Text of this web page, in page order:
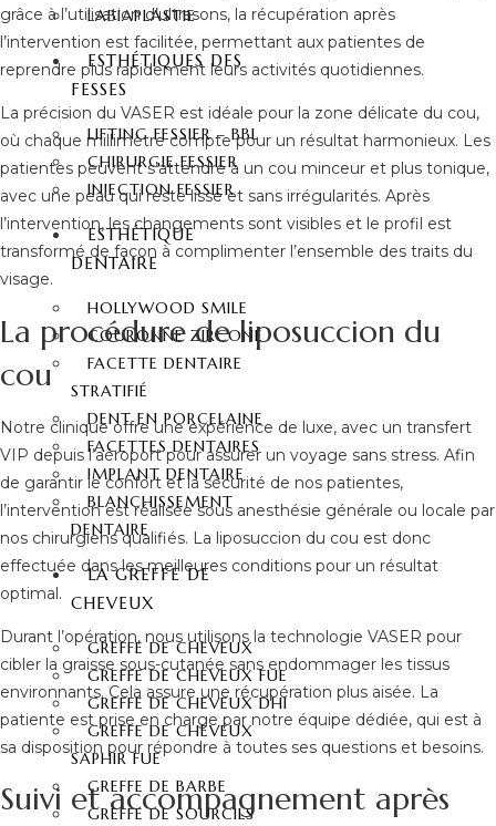
LABIAPLASTIE
ESTHÉTIQUES DES
FESSES
LIFTING FESSIER – BBL
CHIRURGIE FESSIER
INJECTION FESSIER
ESTHÉTIQUE
DENTAIRE
HOLLYWOOD SMILE
COURONNE ZIRCONE
FACETTE DENTAIRE
STRATIFIÉ
DENT EN PORCELAINE
FACETTES DENTAIRES
IMPLANT DENTAIRE
BLANCHISSEMENT
DENTAIRE
LA GREFFE DE
CHEVEUX
GREFFE DE CHEVEUX
GREFFE DE CHEVEUX FUE
GREFFE DE CHEVEUX DHI
GREFFE DE CHEVEUX
SAPHIR FUE
GREFFE DE BARBE
GREFFE DE SOURCILS
grâce à l’utilisation d’ultrasons, la récupération après
l’intervention est facilitée, permettant aux patientes de
reprendre plus rapidement leurs activités quotidiennes.
La précision du VASER est idéale pour la zone délicate du cou,
où chaque millimètre compte pour un résultat harmonieux. Les
patientes peuvent s’attendre à un cou minceur et plus tonique,
avec une peau qui reste lisse et sans irrégularités. Après
l’intervention, les changements sont visibles et le profil est
transformé de façon à complimenter l’ensemble des traits du
visage.
La procédure de liposuccion du
cou
Notre clinique offre une expérience de luxe, avec un transfert
VIP depuis l’aéroport pour assurer un voyage sans stress. Afin
de garantir le confort et la sécurité de nos patientes,
l’intervention est réalisée sous anesthésie générale ou locale par
nos chirurgiens qualifiés. La liposuccion du cou est donc
effectuée dans les meilleures conditions pour un résultat
optimal.
Durant l’opération, nous utilisons la technologie VASER pour
cibler la graisse sous-cutanée sans endommager les tissus
environnants. Cela assure une récupération plus aisée. La
patiente est prise en charge par notre équipe dédiée, qui est à
sa disposition pour répondre à toutes ses questions et besoins.
Suivi et accompagnement après